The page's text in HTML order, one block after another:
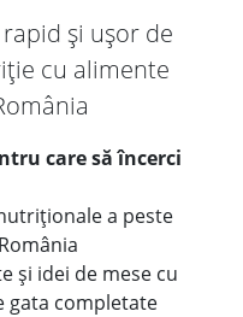
rapid și ușor de
cu alimente
care să încerci
a peste
și idei de mese cu
completate